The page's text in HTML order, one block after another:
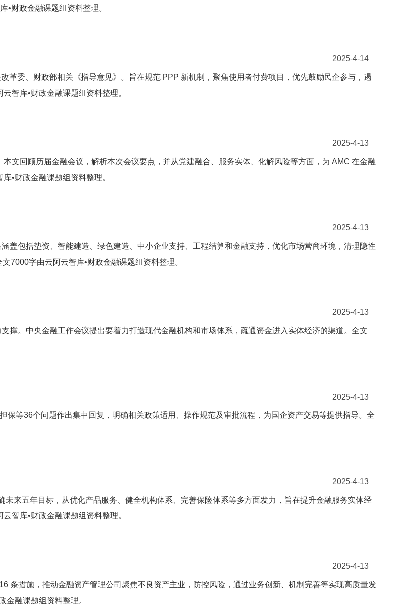
•财政金融课题组资料整理。
2025-4-14
革委、财政部相关《指导意见》。旨在规范 PPP 新机制，聚焦使用者付费项目，优先鼓励民企参与，遏
智库•财政金融课题组资料整理。
2025-4-13
文回顾历届金融会议，解析本次会议要点，并从党建融合、服务实体、化解风险等方面，为 AMC 在金融
•财政金融课题组资料整理。
2025-4-13
盖包括垫资、智能建造、绿色建造、中小企业支持、工程结算和金融支持，优化市场营商环境，清理隐性
7000字由云阿云智库•财政金融课题组资料整理。
2025-4-13
撑。中央金融工作会议提出要着力打造现代金融机构和市场体系，疏通资金进入实体经济的渠道。全文
2025-4-13
保等36个问题作出集中回复，明确相关政策适用、操作规范及审批流程，为国企资产交易等提供指导。全
2025-4-13
来五年目标，从优化产品服务、健全机构体系、完善保险体系等多方面发力，旨在提升金融服务实体经
智库•财政金融课题组资料整理。
2025-4-13
条措施，推动金融资产管理公司聚焦不良资产主业，防控风险，通过业务创新、机制完善等实现高质量发
金融课题组资料整理。